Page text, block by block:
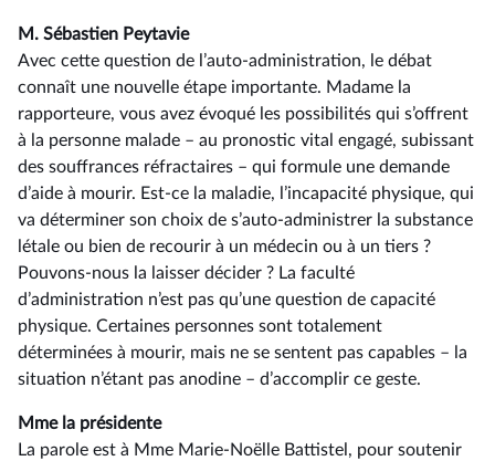
M. Sébastien Peytavie
Avec cette question de l’auto-administration, le débat
connaît une nouvelle étape importante. Madame la
rapporteure, vous avez évoqué les possibilités qui s’offrent
à la personne malade –⁠ au pronostic vital engagé, subissant
des souffrances réfractaires – qui formule une demande
d’aide à mourir. Est-ce la maladie, l’incapacité physique, qui
va déterminer son choix de s’auto-administrer la substance
létale ou bien de recourir à un médecin ou à un tiers ?
Pouvons-nous la laisser décider ? La faculté
d’administration n’est pas qu’une question de capacité
physique. Certaines personnes sont totalement
déterminées à mourir, mais ne se sentent pas capables –⁠ la
situation n’étant pas anodine – d’accomplir ce geste.
Mme la présidente
La parole est à Mme Marie-Noëlle Battistel, pour soutenir